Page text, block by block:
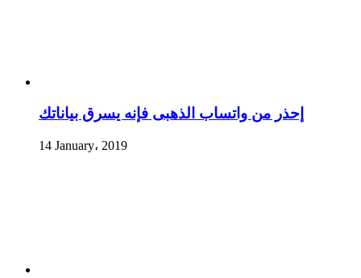
إحذر من واتساب الذهبى فإنه يسرق بياناتك
14 January، 2019